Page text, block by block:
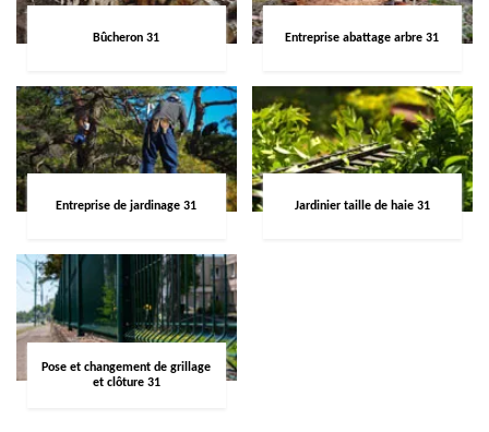
Bûcheron 31 Entreprise abattage arbre 31
Entreprise de jardinage 31 Jardinier taille de haie 31
Pose et changement de grillage
et clôture 31